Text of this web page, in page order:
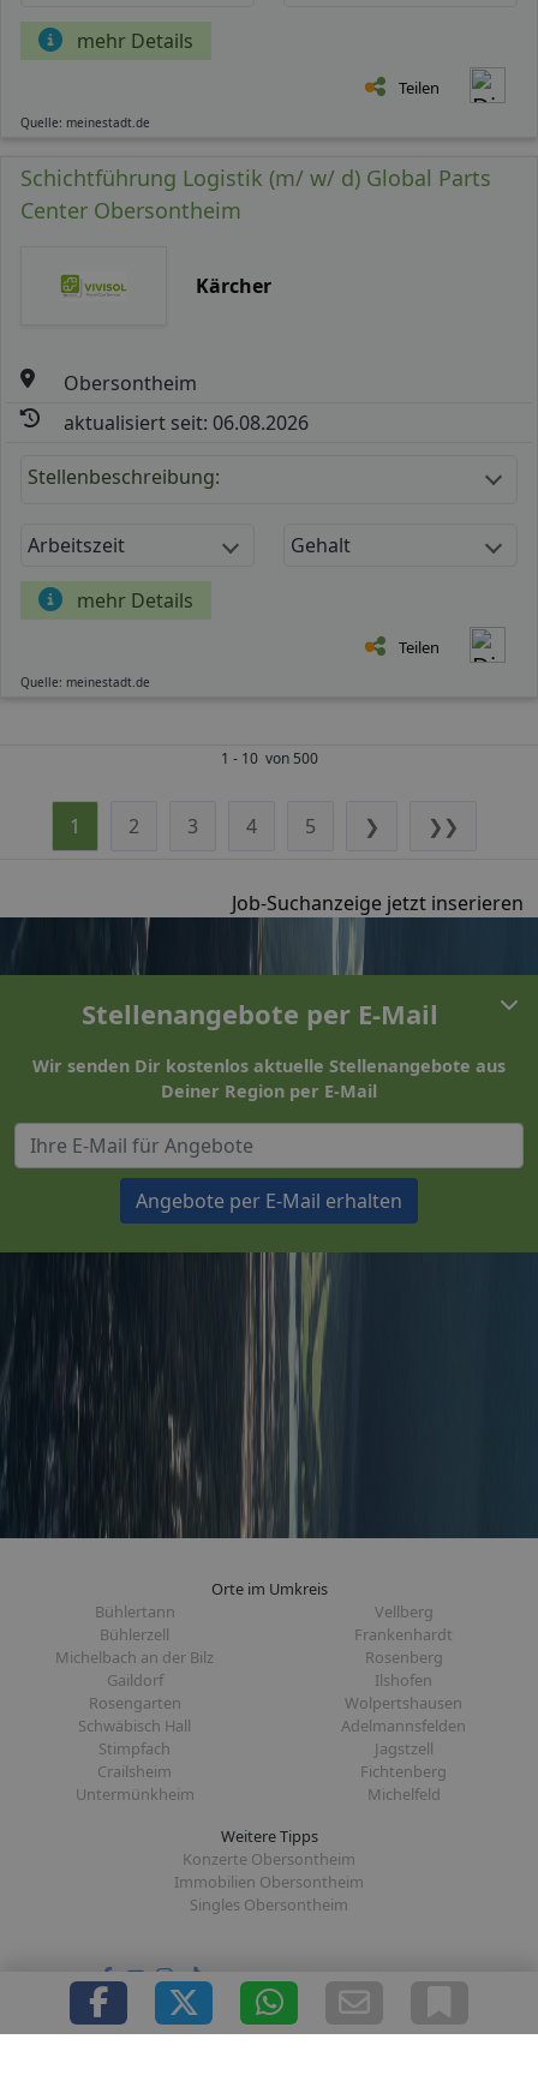
mehr Details
Teilen
Quelle: meinestadt.de
Schichtführung Logistik (m/ w/ d) Global Parts
Center Obersontheim
Kärcher
Obersontheim
aktualisiert seit: 06.08.2026
Stellenbeschreibung:
Arbeitszeit Gehalt
mehr Details
Teilen
Quelle: meinestadt.de
1 - 10 von 500
1 2 3 4 5 ❯ ❯❯
Job-Suchanzeige jetzt inserieren
Stellenangebote per E-Mail
Wir senden Dir kostenlos aktuelle Stellenangebote aus
Deiner Region per E-Mail
Angebote per E-Mail erhalten
Orte im Umkreis
Bühlertann
Vellberg
Bühlerzell
Frankenhardt
Michelbach an der Bilz
Rosenberg
Gaildorf
Ilshofen
Rosengarten
Wolpertshausen
Schwäbisch Hall
Adelmannsfelden
Stimpfach
Jagstzell
Crailsheim
Fichtenberg
Untermünkheim
Michelfeld
Weitere Tipps
Konzerte Obersontheim
Immobilien Obersontheim
Singles Obersontheim